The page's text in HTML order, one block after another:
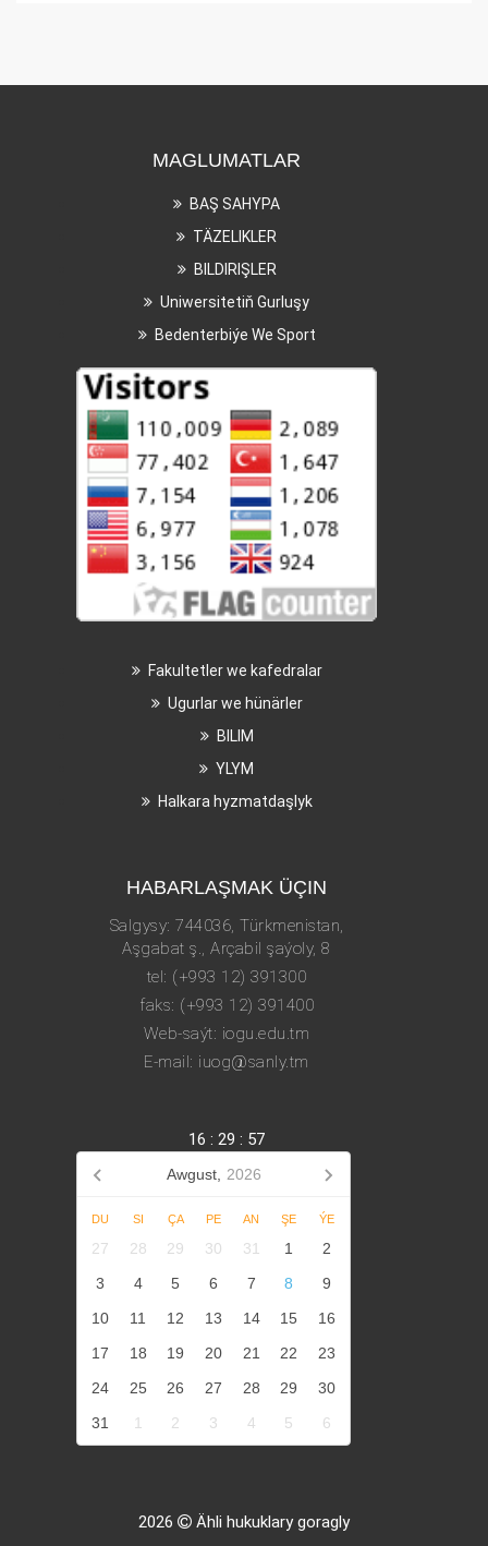
MAGLUMATLAR
BAŞ SAHYPA
TÄZELIKLER
BILDIRIŞLER
Uniwersitetiň Gurluşy
Bedenterbiýe We Sport
Fakultetler we kafedralar
Ugurlar we hünärler
BILIM
YLYM
Halkara hyzmatdaşlyk
HABARLAŞMAK ÜÇIN
Salgysy: 744036, Türkmenistan,
Aşgabat ş., Arçabil şaýoly, 8
tel: (+993 12) 391300
faks: (+993 12) 391400
Web-saýt: iogu.edu.tm
E-mail: iuog@sanly.tm
16 : 29 : 57
Awgust, 2026
DU SI ÇA PE AN ŞE ÝE
27 28 29 30 31 1
2
3
4 5 6 7 8
9
10
11 12 13 14 15
16
17
18 19 20 21 22
23
24
25 26 27 28 29
30
31
1 2 3 4 5 6
2026 Ähli hukuklary goragly